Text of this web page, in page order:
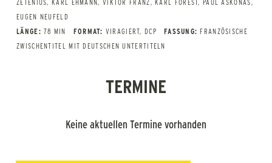
EUGEN NEUFELD
LÄNGE: 78 MIN FORMAT: VIRAGIERT, DCP FASSUNG: FRANZÖSISCHE
ZWISCHENTITEL MIT DEUTSCHEN UNTERTITELN
TERMINE
Keine aktuellen Termine vorhanden